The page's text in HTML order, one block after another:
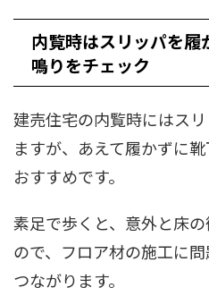
内覧時はスリッパを履
鳴りをチェック
建売住宅の内覧時にはス
ますが、あえて履かずに
おすすめです。
素足で歩くと、意外と床
ので、フロア材の施工に
つながります。